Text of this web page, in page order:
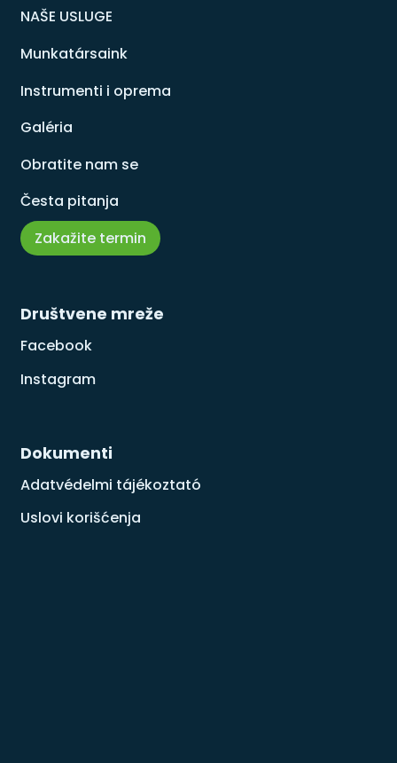
NAŠE USLUGE
Munkatársaink
Instrumenti i oprema
Galéria
Obratite nam se
Česta pitanja
Zakažite termin
Društvene mreže
Facebook
Instagram
Dokumenti
Adatvédelmi tájékoztató
Uslovi korišćenja